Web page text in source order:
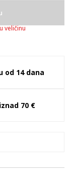
veličinu
od 14 dana
70 €